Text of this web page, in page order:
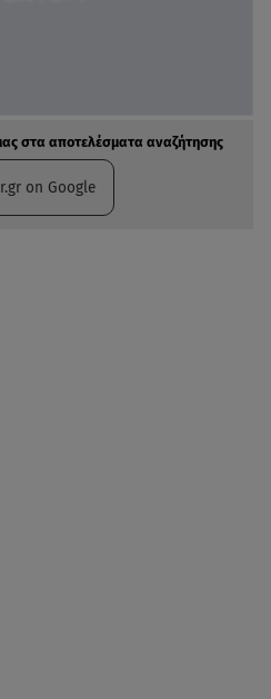
στα αποτελέσματα αναζήτησης
on Google